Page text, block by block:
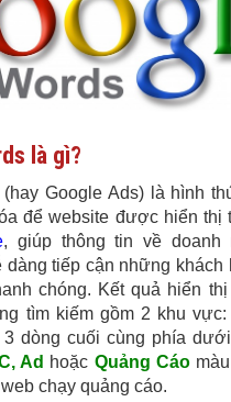
là gì?
(hay Google Ads) là hình
để website được hiển thị
, giúp thông tin về doanh
dàng tiếp cận những khách
chóng. Kết quả hiển
tìm kiếm gồm 2 khu
dòng cuối cùng phía
Ad hoặc Quảng Cáomàu
chạy quảng cáo.